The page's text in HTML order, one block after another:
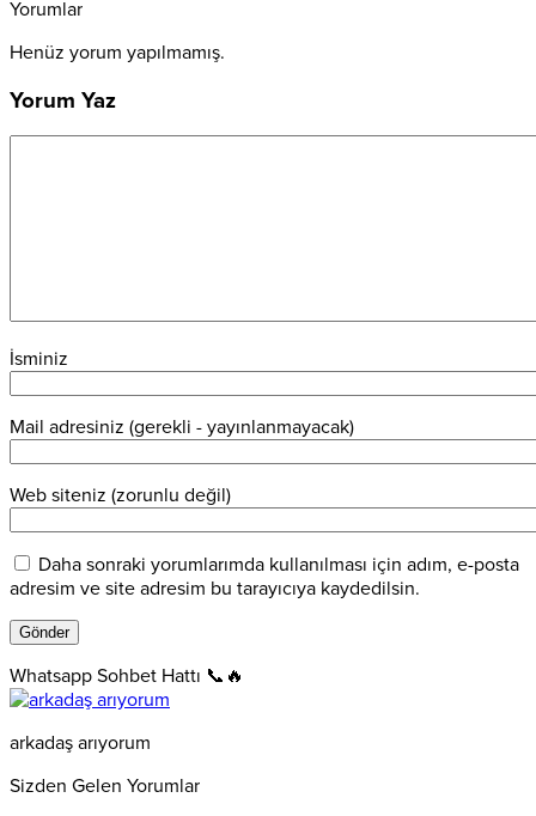
Yorumlar
Henüz yorum yapılmamış.
Yorum Yaz
İsminiz
Mail adresiniz (gerekli - yayınlanmayacak)
Web siteniz (zorunlu değil)
Daha sonraki yorumlarımda kullanılması için adım, e-posta
adresim ve site adresim bu tarayıcıya kaydedilsin.
Whatsapp Sohbet Hattı 📞🔥
arkadaş arıyorum
Sizden Gelen Yorumlar